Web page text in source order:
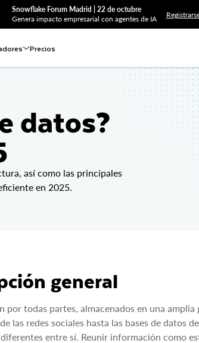
Snowflake Forum Madrid | 22 de octubre
Genera impacto empresarial con agentes de IA
Precios
datos?
así como las principales
en 2025.
general
por todas partes, almacenados en una
las redes sociales hasta las bases de datos
entre sí. Reunir información como